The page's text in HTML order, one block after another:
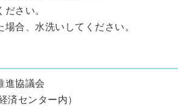
さい。
合、水洗いしてください。
進協議会
済センター内）